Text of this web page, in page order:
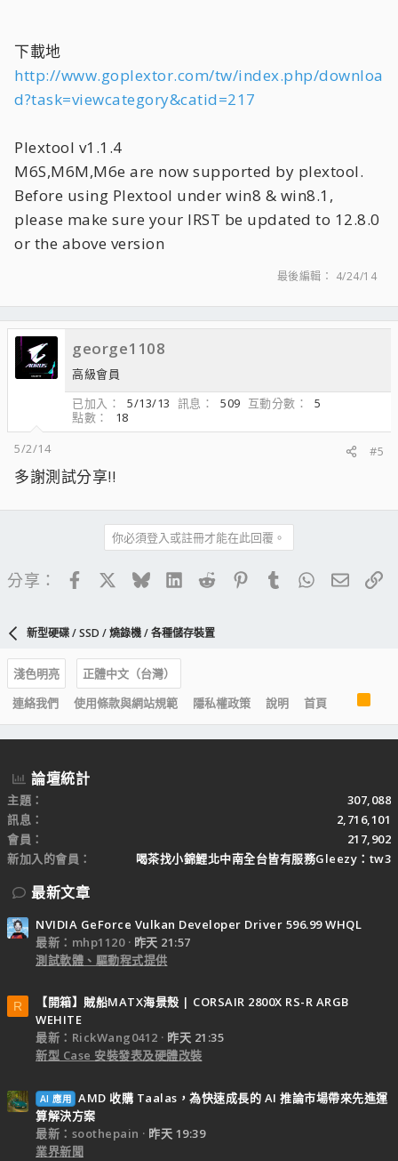
下載地
http://www.goplextor.com/tw/index.php/downloa
d?task=viewcategory&catid=217
Plextool v1.1.4
M6S,M6M,M6e are now supported by plextool.
Before using Plextool under win8 & win8.1,
please make sure your IRST be updated to 12.8.0
or the above version
最後編輯： 4/24/14
george1108
高級會員
已加入
5/13/13 訊息 509 互動分數
5
點數
18
5/2/14
#5
多謝測試分享!!
你必須登入或註冊才能在此回覆。
分享： FacebookBlueskyLinkedIn
Reddit PinterestTumblrWhatsApp
電子
新型硬碟 / SSD / 燒錄機 / 各種儲存裝置
淺色明亮
正體中文（台灣）
連絡我們
使用條款與網站規範 隱私權政策 說明 首頁
S
論壇統計
主題
307,088
訊息
2,716,101
會員
217,902
新加入的會員
喝茶找小錦鯉北中南全台皆有服務Gleezy：tw3
最新文章
NVIDIA GeForce Vulkan Developer Driver 596.99 WHQL
最新：mhp1120
昨天 21:57
測試軟體、驅動程式提供
R
【開箱】賊船MATX海景殼 | CORSAIR 2800X RS-R ARGB
WEHITE
最新：RickWang0412
昨天 21:35
新型 Case 安裝發表及硬體改裝
AI 應用 AMD 收購 Taalas，為快速成長的 AI 推論市場帶來先進運
算解決方案
最新：soothepain
昨天 19:39
業界新聞